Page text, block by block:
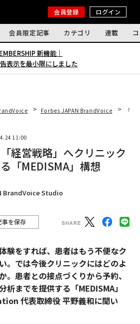
会員登録 ログイン
会員限定記事 カテゴリ 連載
新機能｜
表示を最小限にしました
Forbes JAPAN BrandVoice 「
11:00
「経営戦略」へクリニック
「MEDISMA」構想
BrandVoice Studio
事を保存
験をすれば、患者はもう不便なク
。では今後クリニックにはどのよ
。患者との接点づくりから予約、
析までを提供する「MEDISMA」
代表取締役 平野義和に聞い